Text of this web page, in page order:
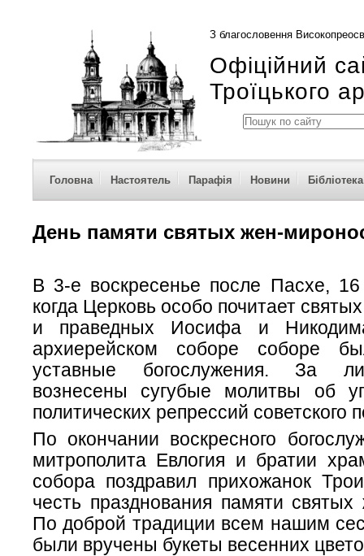
З благословення
Офіційний
Троїцького
Головна Настоятель Парафія Новини Бібліотека
День памяти святых жен-
В 3-е воскресенье после Пасхе,
когда Церковь особо почитает
и праведных Иосифа и
архиерейском соборе соборе
уставные богослужения. За
вознесены сугубые молитвы об
политических репрессий советского
По окончании воскресного
митрополита Евлогия и братии
собора поздравил прихожанок
честь празднования памяти
По доброй традиции всем нашим
были вручены букеты весенних